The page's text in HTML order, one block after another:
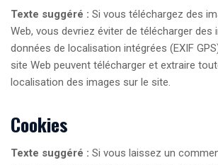
Texte suggéré : Si vous téléchargez des
Web, vous devriez éviter de télécharger des
données de localisation intégrées (EXIF
site Web peuvent télécharger et extraire
localisation des images sur le site.
Cookies
Texte suggéré : Si vous laissez un